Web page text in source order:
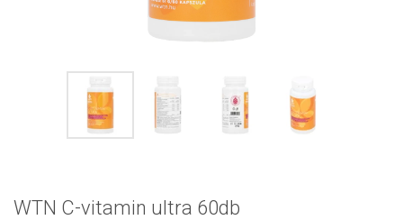
WTN C-vitamin ultra 60db